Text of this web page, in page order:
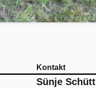
Kontakt
Sünje Schütt